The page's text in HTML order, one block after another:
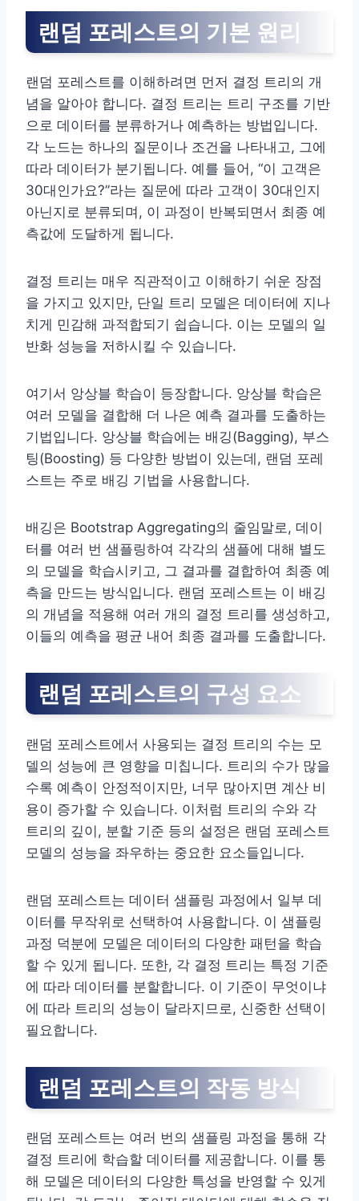
랜덤 포레스트의 기본 원리
랜덤 포레스트를 이해하려면 먼저 결정 트리의 개
념을 알아야 합니다. 결정 트리는 트리 구조를 기반
으로 데이터를 분류하거나 예측하는 방법입니다.
각 노드는 하나의 질문이나 조건을 나타내고, 그에
따라 데이터가 분기됩니다. 예를 들어, “이 고객은
30대인가요?”라는 질문에 따라 고객이 30대인지
아닌지로 분류되며, 이 과정이 반복되면서 최종 예
측값에 도달하게 됩니다.
결정 트리는 매우 직관적이고 이해하기 쉬운 장점
을 가지고 있지만, 단일 트리 모델은 데이터에 지나
치게 민감해 과적합되기 쉽습니다. 이는 모델의 일
반화 성능을 저하시킬 수 있습니다.
여기서 앙상블 학습이 등장합니다. 앙상블 학습은
여러 모델을 결합해 더 나은 예측 결과를 도출하는
기법입니다. 앙상블 학습에는 배깅(Bagging), 부스
팅(Boosting) 등 다양한 방법이 있는데, 랜덤 포레
스트는 주로 배깅 기법을 사용합니다.
배깅은 Bootstrap Aggregating의 줄임말로, 데이
터를 여러 번 샘플링하여 각각의 샘플에 대해 별도
의 모델을 학습시키고, 그 결과를 결합하여 최종 예
측을 만드는 방식입니다. 랜덤 포레스트는 이 배깅
의 개념을 적용해 여러 개의 결정 트리를 생성하고,
이들의 예측을 평균 내어 최종 결과를 도출합니다.
랜덤 포레스트의 구성 요소
랜덤 포레스트에서 사용되는 결정 트리의 수는 모
델의 성능에 큰 영향을 미칩니다. 트리의 수가 많을
수록 예측이 안정적이지만, 너무 많아지면 계산 비
용이 증가할 수 있습니다. 이처럼 트리의 수와 각
트리의 깊이, 분할 기준 등의 설정은 랜덤 포레스트
모델의 성능을 좌우하는 중요한 요소들입니다.
랜덤 포레스트는 데이터 샘플링 과정에서 일부 데
이터를 무작위로 선택하여 사용합니다. 이 샘플링
과정 덕분에 모델은 데이터의 다양한 패턴을 학습
할 수 있게 됩니다. 또한, 각 결정 트리는 특정 기준
에 따라 데이터를 분할합니다. 이 기준이 무엇이냐
에 따라 트리의 성능이 달라지므로, 신중한 선택이
필요합니다.
랜덤 포레스트의 작동 방식
랜덤 포레스트는 여러 번의 샘플링 과정을 통해 각
결정 트리에 학습할 데이터를 제공합니다. 이를 통
해 모델은 데이터의 다양한 특성을 반영할 수 있게